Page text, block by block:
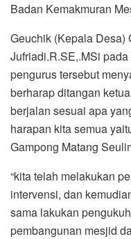
Badan Kemakmuran
Geuchik (Kepala Desa)
Jufriadi.R.SE,.MSi
pengurus tersebut
berharap ditangan
berjalan sesuai apa
harapan kita semua
Gampong Matang
“kita telah melakukan
intervensi, dan
sama lakukan
pembangunan mesjid